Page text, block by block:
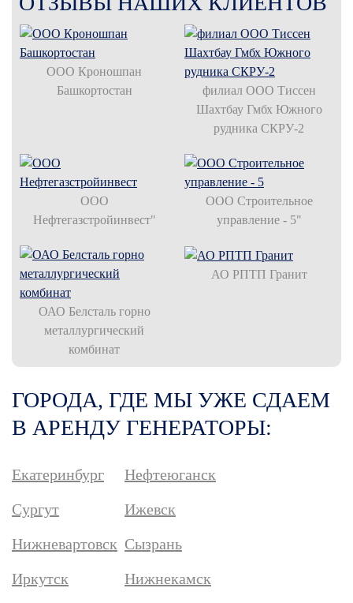
ООО Кроношпан
Башкортостан
филиал ООО Тиссен
Шахтбау Гмбх Южного
рудника СКРУ-2
ООО
Нефтегазстройинвест"
ООО Строительное
управление - 5"
ОАО Белсталь горно
металлургический
комбинат
АО РПТП Гранит
ГОРОДА, ГДЕ МЫ УЖЕ СДАЕМ
В АРЕНДУ ГЕНЕРАТОРЫ:
Екатеринбург
Нефтеюганск
Сургут
Ижевск
Нижневартовск Сызрань
Иркутск
Нижнекамск